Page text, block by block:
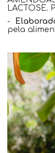
LACTOSE.
-
pela